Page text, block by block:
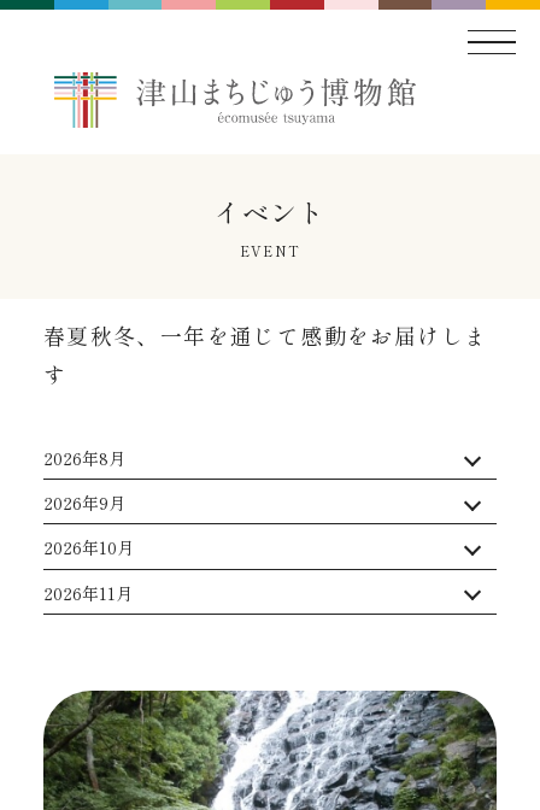
イベント
EVENT
春夏秋冬、一年を通じて感動をお届けしま
す
2026年8月
2026年9月
2026年10月
2026年11月